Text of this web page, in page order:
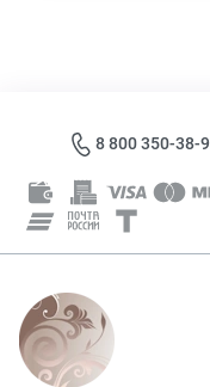
8 800 350-38-